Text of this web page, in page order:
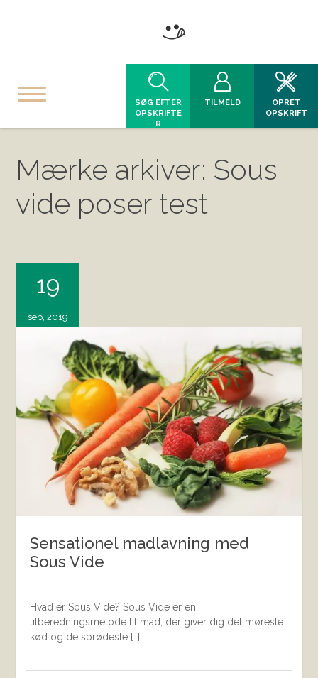
SØG EFTER
OPSKRIFTE
R
TILMELD
OPRET
OPSKRIFT
Mærke arkiver: Sous
vide poser test
19
sep, 2019
Sensationel madlavning med
Sous Vide
Hvad er Sous Vide? Sous Vide er en
tilberedningsmetode til mad, der giver dig det møreste
kød og de sprødeste […]